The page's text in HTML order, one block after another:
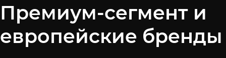
Премиум-сегмент и
европейские бренды